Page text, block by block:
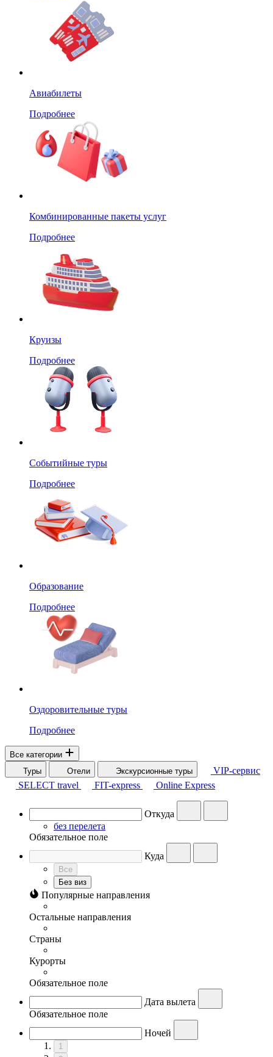
Авиабилеты
Подробнее
Комбинированные пакеты услуг
Подробнее
Круизы
Подробнее
Событийные туры
Подробнее
Образование
Подробнее
Оздоровительные туры
Подробнее
Все категории
Туры
Отели Экскурсионные туры
VIP-сервис
SELECT travel
FIT-express Online Express
Откуда
без перелета
Обязательное поле
Куда
Все
Без виз
Популярные направления
Остальные направления
Страны
Курорты
Обязательное поле
Дата вылета
Обязательное поле
Ночей
1